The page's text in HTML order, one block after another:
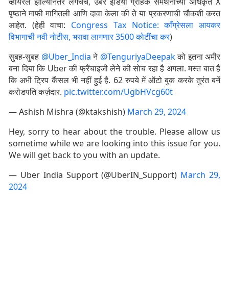
पृष्ठाने माफी मागितली आणि दावा केला की ते या प्रकरणाची चौकशी करत
आहेत. (हेही वाचा: Congress Tax Notice: काँग्रेसला आयकर
विभागाची नवी नोटीस, भरावा लागणार 3500 कोटींचा कर)
सुबह-सुबह @Uber_Indiaने @TenguriyaDeepakको इतना अमीर
बना दिया कि Uber की फ्रैंचाइजी लेने की सोच रहा है अगला. मस्त बात है
कि अभी ट्रिप कैंसल भी नहीं हुई है. 62 रुपये में ऑटो बुक करके तुरंत बनें
करोडपति कर्ज़दार. pic.twitter.com/UgbHVcg60t
— Ashish Mishra (@ktakshish) March 29, 2024
Hey, sorry to hear about the trouble. Please allow us
sometime while we are looking into this issue for you.
We will get back to you with an update.
— Uber India Support (@UberIN_Support) March 29,
2024